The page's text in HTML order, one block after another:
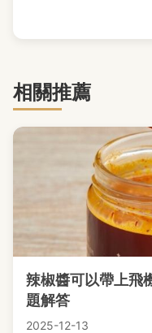
相關推薦
辣椒醬可以帶上飛
題解答
2025-12-13